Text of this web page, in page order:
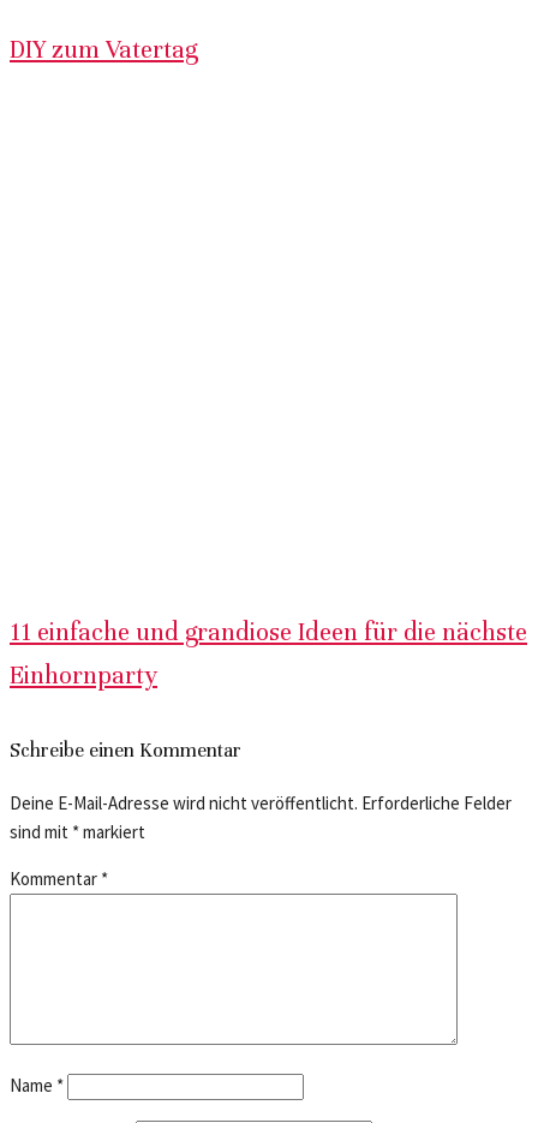
DIY zum Vatertag
11 einfache und grandiose Ideen für die nächste
Einhornparty
Schreibe einen Kommentar
Deine E-Mail-Adresse wird nicht veröffentlicht. Erforderliche Felder
sind mit *markiert
Kommentar *
Name *